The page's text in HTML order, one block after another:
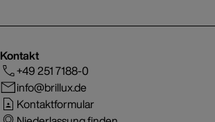
Kontakt
+49 251 7188-0
info@brillux.de
Kontaktformular